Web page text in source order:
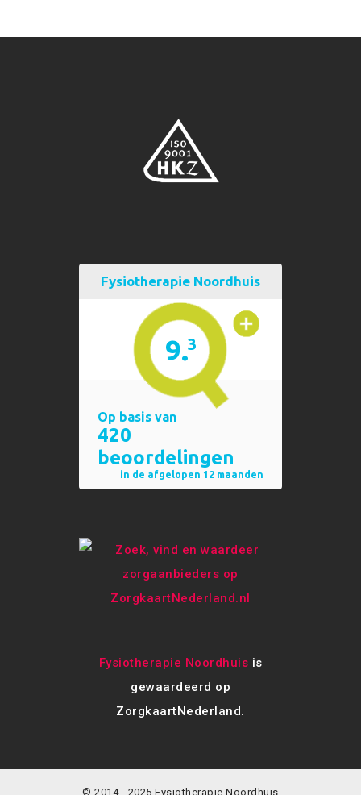
Fysiotherapie Noordhuis is
gewaardeerd op
ZorgkaartNederland.
© 2014 - 2025 Fysiotherapie Noordhuis